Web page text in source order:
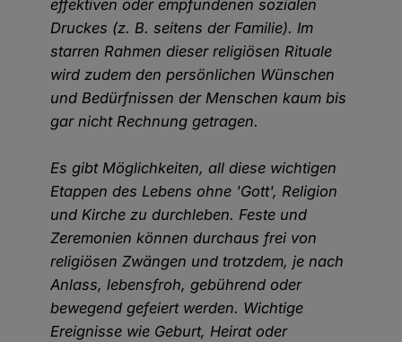
effektiven oder empfundenen sozialen
Druckes (z. B. seitens der Familie). Im
starren Rahmen dieser religiösen Rituale
wird zudem den persönlichen Wünschen
und Bedürfnissen der Menschen kaum bis
gar nicht Rechnung getragen.
Es gibt Möglichkeiten, all diese wichtigen
Etappen des Lebens ohne 'Gott', Religion
und Kirche zu durchleben. Feste und
Zeremonien können durchaus frei von
religiösen Zwängen und trotzdem, je nach
Anlass, lebensfroh, gebührend oder
bewegend gefeiert werden. Wichtige
Ereignisse wie Geburt, Heirat oder